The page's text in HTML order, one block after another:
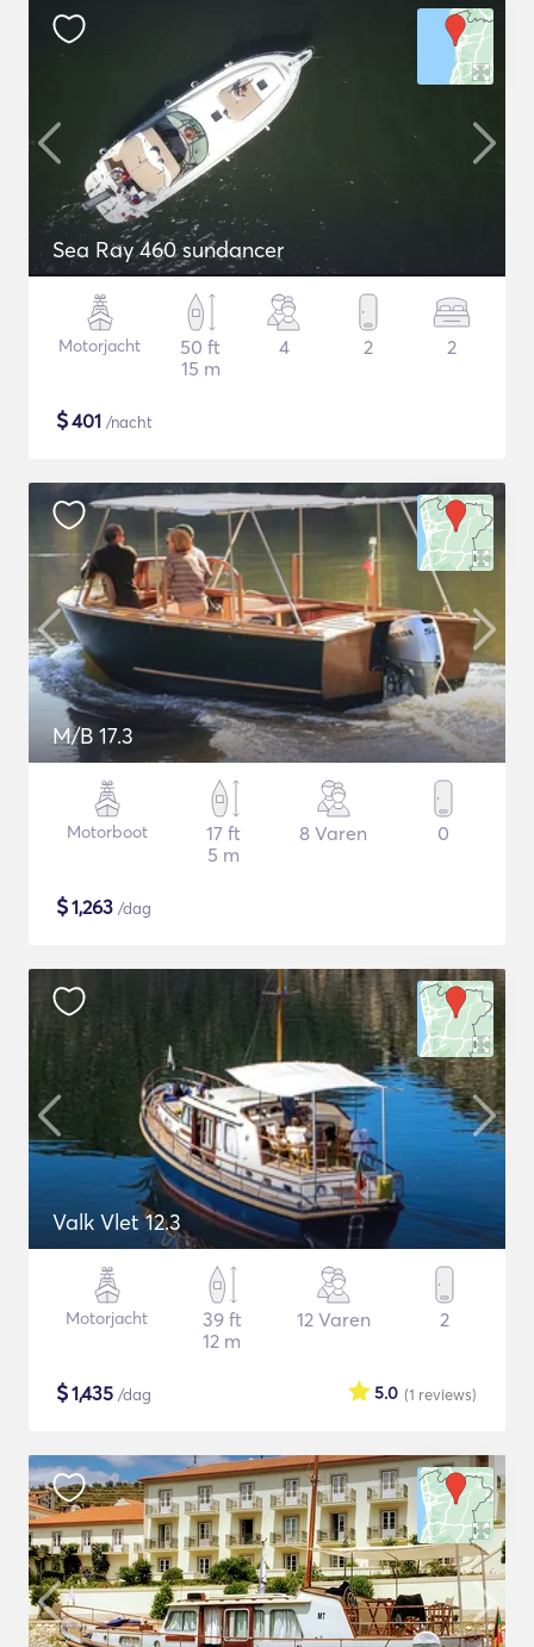
Sea Ray 460 sundancer
Motorjacht
50 ft
15 m
4 2 2
$401 /nacht
M/B 17.3
Motorboot
17 ft
5 m
8 Varen 0
$1,263 /dag
Valk Vlet 12.3
Motorjacht
39 ft
12 m
12 Varen 2
$1,435 /dag (1 reviews)
5.0